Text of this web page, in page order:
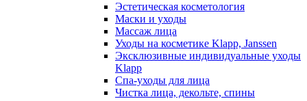
Эстетическая косметология
Маски и уходы
Массаж лица
Уходы на косметике Klapp, Janssen
Эксклюзивные индивидуальные уходы
Klapp
Спа-уходы для лица
Чистка лица, декольте, спины